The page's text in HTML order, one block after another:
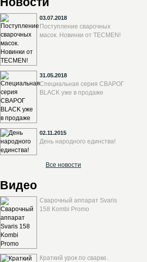
03.07.2018
Поступление сварочных
масок. Новинки от TECMEN!
31.05.2018
Специальная серия СВАРОГ
BLACK уже в продаже
02.11.2015
День народного единства!
Все новости
Видео
Сварочный аппарат Svaris
158 Kombi Promo
Краткий урок по сварке.